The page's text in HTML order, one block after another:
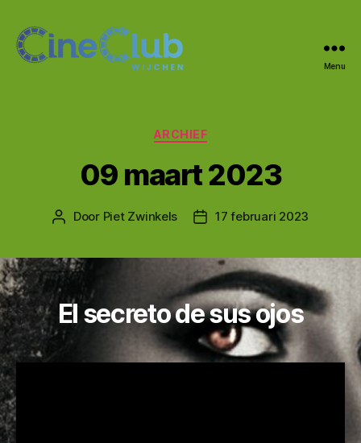
Menu
Categorieën
ARCHIEF
09 maart 2023
Berichtauteur
Door Piet Zwinkels Berichtdatum
17 februari 2023
El secreto de sus ojos